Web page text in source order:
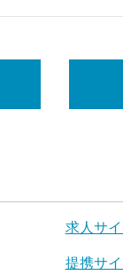
求人サ
提携サイ